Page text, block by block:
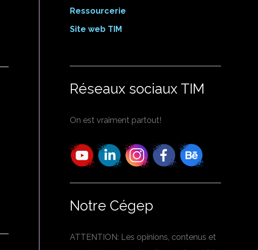
Ressourcerie
Site web TIM
Réseaux sociaux TIM
On est vraiment partout!
Notre Cégep
ATTENTION: Les opinions, contenus et